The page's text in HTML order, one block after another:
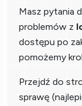
Masz pytania
problemów z
dostępu po
pomożemy
Przejdź do
sprawę